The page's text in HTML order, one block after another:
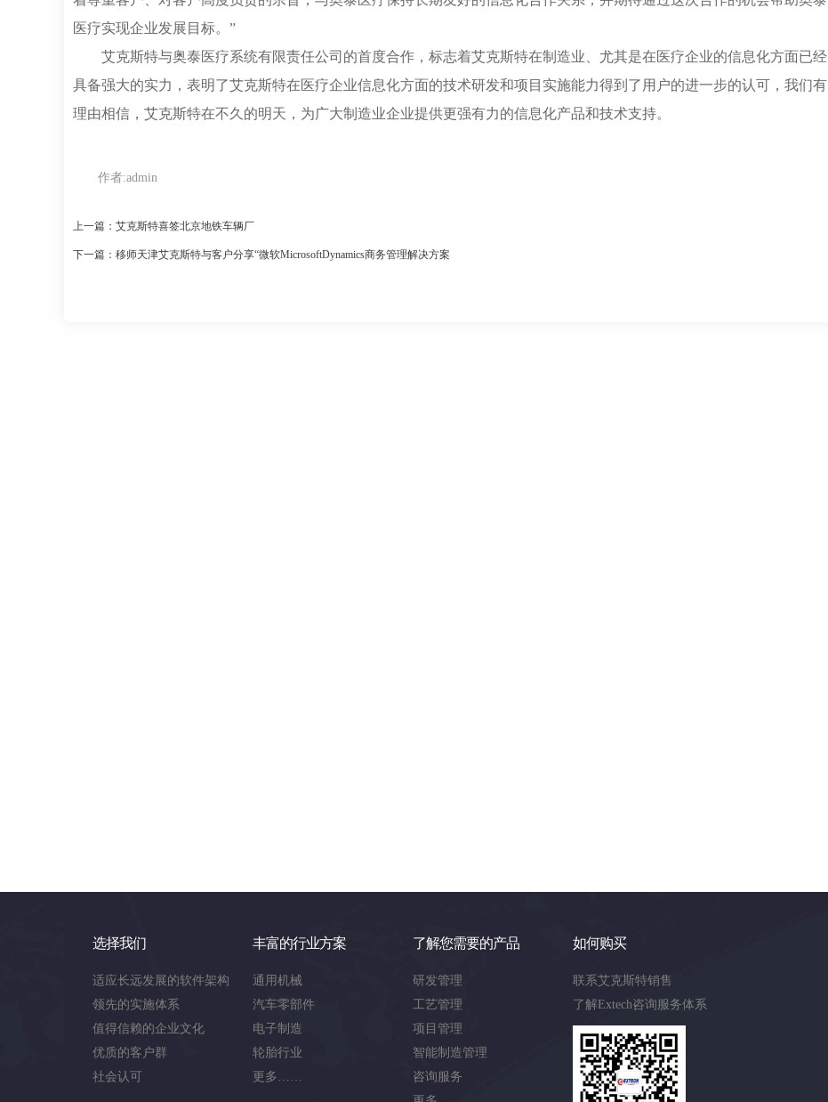
医疗实现企业发展目标。”
艾克斯特与奥泰医疗系统有限责任公司的首度合作，标志着艾克斯特在制造业、尤其是在医疗企业的信息化方面已经
具备强大的实力，表明了艾克斯特在医疗企业信息化方面的技术研发和项目实施能力得到了用户的进一步的认可，我们有
理由相信，艾克斯特在不久的明天，为广大制造业企业提供更强有力的信息化产品和技术支持。
作者:admin
上一篇：艾克斯特喜签北京地铁车辆厂
下一篇：移师天津艾克斯特与客户分享“微软MicrosoftDynamics商务管理解决方案
选择我们
适应长远发展的软件架构
领先的实施体系
值得信赖的企业文化
优质的客户群
社会认可
丰富的行业方案
通用机械
汽车零部件
电子制造
轮胎行业
更多……
了解您需要的产品
研发管理
工艺管理
项目管理
智能制造管理
咨询服务
如何购买
联系艾克斯特销售
了解Extech咨询服务体系